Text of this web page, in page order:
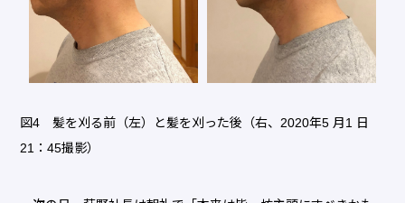
図4 髪を刈る前（左）と髪を刈った後（右、2020年5 月1 日
21：45撮影）